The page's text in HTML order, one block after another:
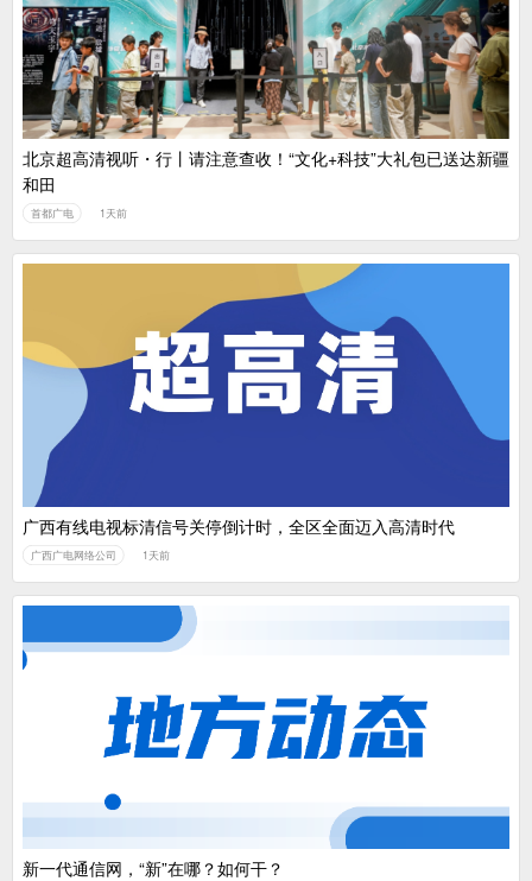
北京超高清视听・行丨请注意查收！“文化+科技”大礼包已送达新疆
和田
首都广电 1天前
广西有线电视标清信号关停倒计时，全区全面迈入高清时代
广西广电网络公司 1天前
新一代通信网，“新”在哪？如何干？